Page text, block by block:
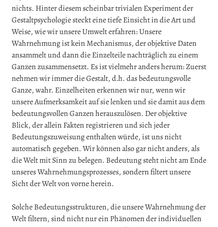
nichts. Hinter diesem scheinbar trivialen Experiment der
Gestaltpsychologie steckt eine tiefe Einsicht in die Art und
Weise, wie wir unsere Umwelt erfahren: Unsere
Wahrnehmung ist kein Mechanismus, der objektive Daten
ansammelt und dann die Einzelteile nachträglich zu einem
Ganzen zusammensetzt. Es ist vielmehr anders herum: Zuerst
nehmen wir immer die Gestalt, d.h. das bedeutungsvolle
Ganze, wahr. Einzelheiten erkennen wir nur, wenn wir
unsere Aufmerksamkeit auf sie lenken und sie damit aus dem
bedeutungsvollen Ganzen herauszulösen. Der objektive
Blick, der allein Fakten registrieren und sich jeder
Bedeutungszuweisung enthalten würde, ist uns nicht
automatisch gegeben. Wir können also gar nicht anders, als
die Welt mit Sinn zu belegen. Bedeutung steht nicht am Ende
unseres Wahrnehmungsprozesses, sondern filtert unsere
Sicht der Welt von vorne herein.
Solche Bedeutungsstrukturen, die unsere Wahrnehmung der
Welt filtern, sind nicht nur ein Phänomen der individuellen